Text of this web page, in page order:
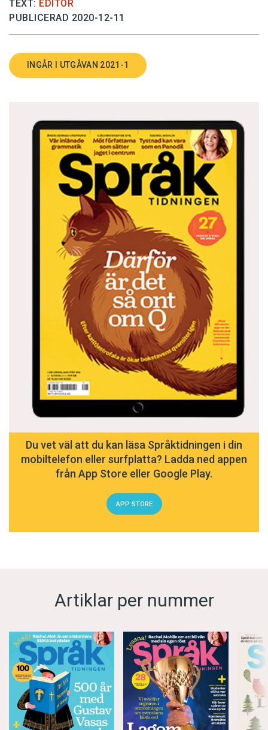
TEXT: EDITOR
PUBLICERAD 2020-12-11
INGÅR I UTGÅVAN 2021-1
Du vet väl att du kan läsa Språktidningen i din
mobiltelefon eller surfplatta? Ladda ned appen
från App Store eller Google Play.
APP STORE
Artiklar per nummer